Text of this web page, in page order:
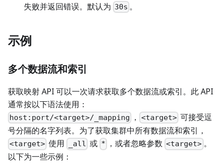
失败并返回错误。默认为 30s 。
示例
多个数据流和索引
获取映射 API 可以一次请求获取多个数据流或索引。此 API
通常按以下语法使用：
host:port/<target>/_mapping ， <target>可接受逗
号分隔的名字列表。为了获取集群中所有数据流和索引，
<target> 使用 _all 或 * ，或者忽略参数<target>。
以下为一些示例：